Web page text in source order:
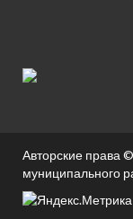
Авторские права
муниципального